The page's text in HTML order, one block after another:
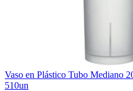
Vaso en Plástico Tubo Mediano
510un